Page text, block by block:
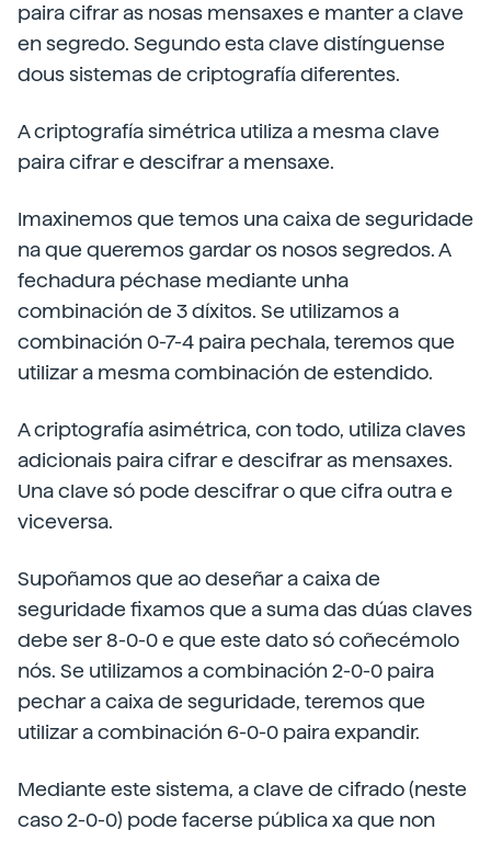
paira cifrar as nosas mensaxes e manter a clave
en segredo. Segundo esta clave distínguense
dous sistemas de criptografía diferentes.
A criptografía simétrica utiliza a mesma clave
paira cifrar e descifrar a mensaxe.
Imaxinemos que temos una caixa de seguridade
na que queremos gardar os nosos segredos. A
fechadura péchase mediante unha
combinación de 3 díxitos. Se utilizamos a
combinación 0-7-4 paira pechala, teremos que
utilizar a mesma combinación de estendido.
A criptografía asimétrica, con todo, utiliza claves
adicionais paira cifrar e descifrar as mensaxes.
Una clave só pode descifrar o que cifra outra e
viceversa.
Supoñamos que ao deseñar a caixa de
seguridade fixamos que a suma das dúas claves
debe ser 8-0-0 e que este dato só coñecémolo
nós. Se utilizamos a combinación 2-0-0 paira
pechar a caixa de seguridade, teremos que
utilizar a combinación 6-0-0 paira expandir.
Mediante este sistema, a clave de cifrado (neste
caso 2-0-0) pode facerse pública xa que non